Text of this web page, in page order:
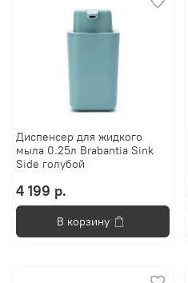
Диспенсер для жидкого
мыла 0.25л Brabantia Sink
Side голубой
4 199 р.
В корзину